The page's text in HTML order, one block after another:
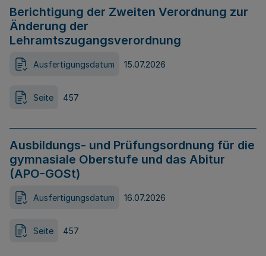
Berichtigung der Zweiten Verordnung zur
Änderung der
Lehramtszugangsverordnung
Ausfertigungsdatum 15.07.2026
Seite 457
Ausbildungs- und Prüfungsordnung für die
gymnasiale Oberstufe und das Abitur
(APO-GOSt)
Ausfertigungsdatum 16.07.2026
Seite 457